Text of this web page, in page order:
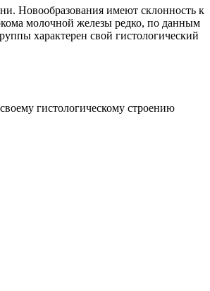
Новообразования имеют склонность к
молочной железы редко, по данным
характерен свой гистологический
гистологическому строению